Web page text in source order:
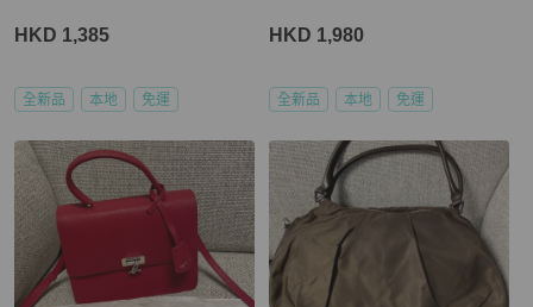
HKD 1,385
全新品 本地 免運
HKD 1,980
全新品 本地 免運